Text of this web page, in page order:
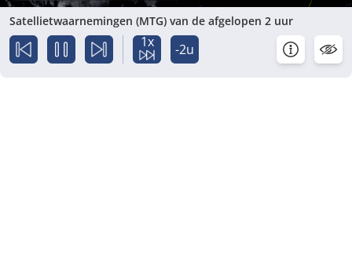
Satellietwaarnemingen (MTG) van de afgelopen 2 uur
1x -2u